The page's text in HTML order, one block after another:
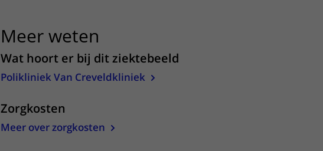
Meer weten
Wat hoort er bij dit ziektebeeld
Polikliniek Van Creveldkliniek
Zorgkosten
Meer over zorgkosten